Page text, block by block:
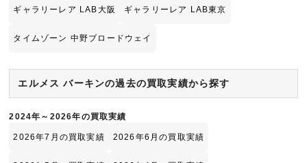
ギャラリーレア LAB大阪 ギャラリーレア LAB東京
タイムゾーン 中野ブロードウェイ
エルメス バーキンの過去の買取実績から探す
2024年～2026年の買取実績
2026年7月の買取実績 2026年6月の買取実績